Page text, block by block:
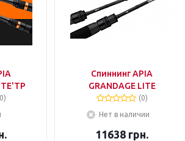
Спиннинг APIA
GRANDAGE LITE
(0)
Нет в наличии
11638 грн.